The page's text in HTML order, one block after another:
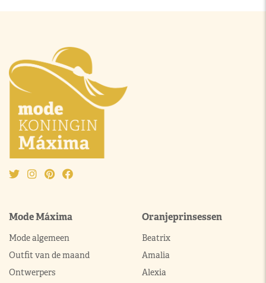
Mode Máxima
Mode algemeen
Outfit van de maand
Ontwerpers
Oranjeprinsessen
Beatrix
Amalia
Alexia